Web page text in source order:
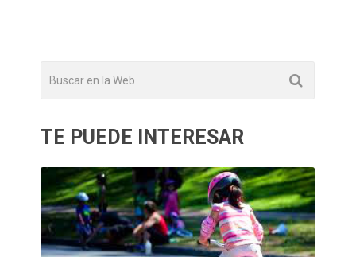
TE PUEDE INTERESAR